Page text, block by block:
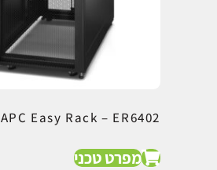
APC Easy Rack – ER6402
מפרט טכני